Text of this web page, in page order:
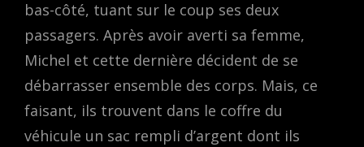
bas-côté, tuant sur le coup ses deux
passagers. Après avoir averti sa femme,
Michel et cette dernière décident de se
débarrasser ensemble des corps. Mais, ce
faisant, ils trouvent dans le coffre du
véhicule un sac rempli d’argent dont ils